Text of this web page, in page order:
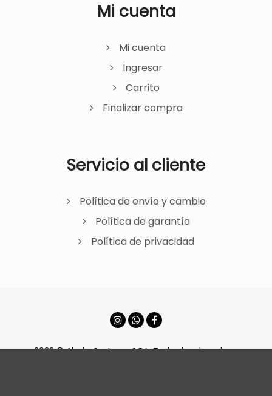
Mi cuenta
Mi cuenta
Ingresar
Carrito
Finalizar compra
Servicio al cliente
Política de envío y cambio
Política de garantía
Política de privacidad
2022 © Ahola Carteras S.R.L. Todos los derechos